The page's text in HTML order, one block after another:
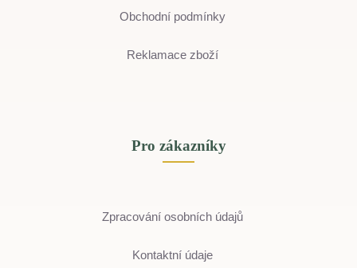
Obchodní podmínky
Reklamace zboží
Pro zákazníky
Zpracování osobních údajů
Kontaktní údaje